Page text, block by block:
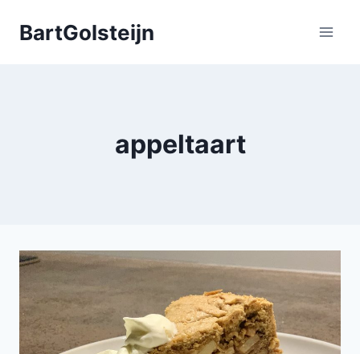
naarBartGolsteijn
appeltaart